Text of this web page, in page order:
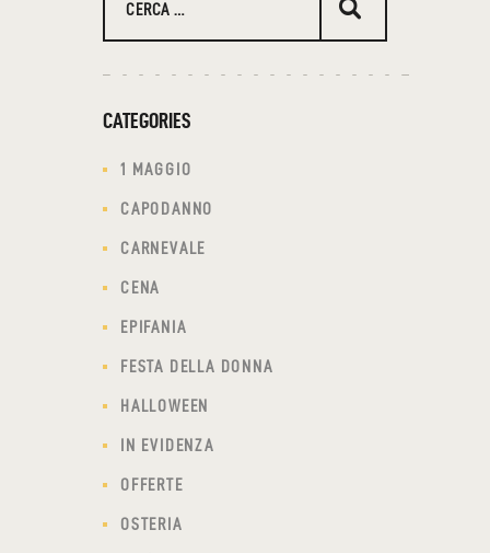
per:
CATEGORIES
1 MAGGIO
CAPODANNO
CARNEVALE
CENA
EPIFANIA
FESTA DELLA DONNA
HALLOWEEN
IN EVIDENZA
OFFERTE
OSTERIA